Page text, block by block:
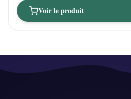
Voir le produit